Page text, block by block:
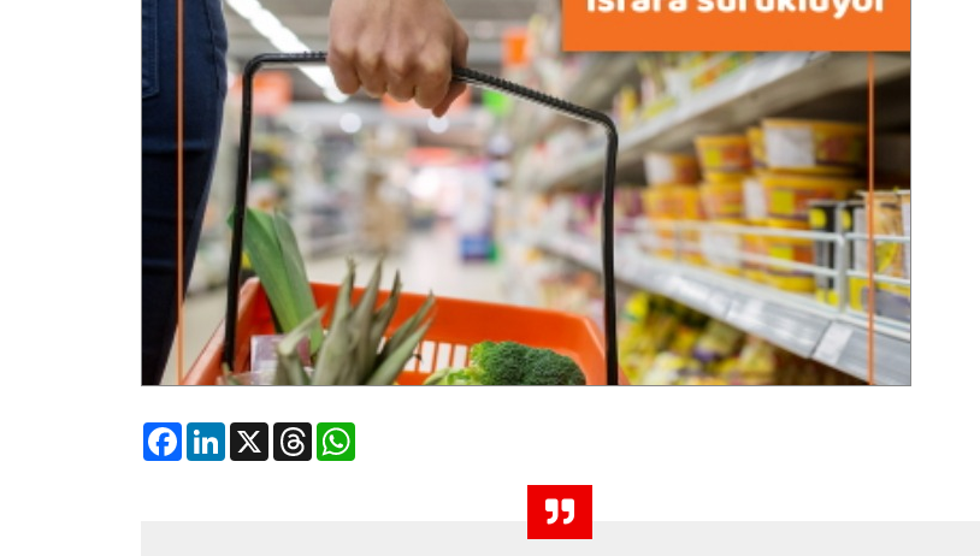
FacebookLinkedIn
X Threads